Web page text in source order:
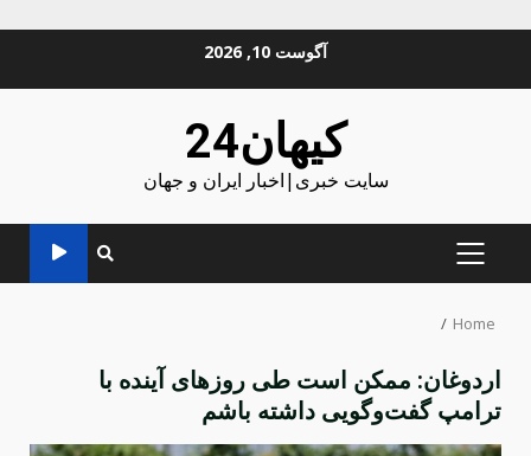
آگوست 10, 2026
کیهان24
سایت خبری|اخبار ایران و جهان
PRIMARY
Home
اردوغان: ممکن است طی روزهای آینده با
ترامپ گفت‌وگویی داشته باشم